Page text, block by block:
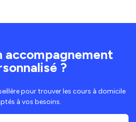
accompagnement
?
pour trouver les cours à domicile
à vos besoins.